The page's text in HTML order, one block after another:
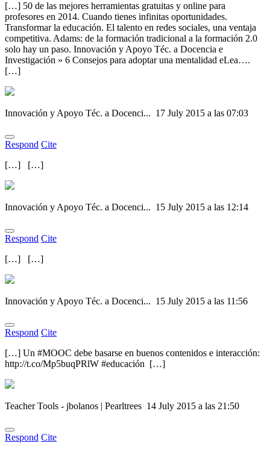
[…] 50 de las mejores herramientas gratuitas y online para
profesores en 2014. Cuando tienes infinitas oportunidades.
Transformar la educación. El talento en redes sociales, una ventaja
competitiva. Adams: de la formación tradicional a la formación 2.0
solo hay un paso. Innovación y Apoyo Téc. a Docencia e
Investigación » 6 Consejos para adoptar una mentalidad eLea….
[…]
Innovación y Apoyo Téc. a Docenci... 17 July 2015 a las 07:03
Respond Cite
[…] […]
Innovación y Apoyo Téc. a Docenci... 15 July 2015 a las 12:14
Respond Cite
[…] […]
Innovación y Apoyo Téc. a Docenci... 15 July 2015 a las 11:56
Respond Cite
[…] Un #MOOC debe basarse en buenos contenidos e interacción:
http://t.co/Mp5buqPRlW #educación […]
Teacher Tools - jbolanos | Pearltrees 14 July 2015 a las 21:50
Respond Cite